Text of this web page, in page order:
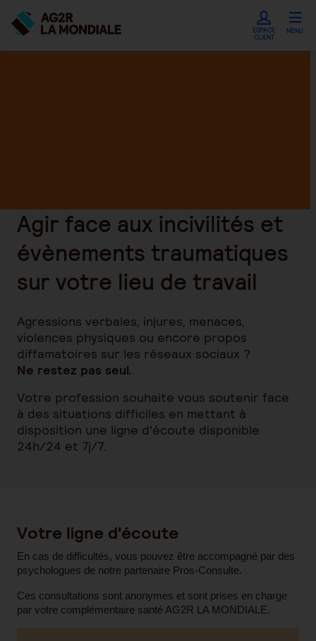
ESPACE
CLIENT
MENU
Agir face aux incivilités et
évènements traumatiques
sur votre lieu de travail
Agressions verbales, injures, menaces,
violences physiques ou encore propos
diffamatoires sur les réseaux sociaux ?
Ne restez pas seul.
Votre profession souhaite vous soutenir face
à des situations difficiles en mettant à
disposition une ligne d'écoute disponible
24h/24 et 7j/7.
Votre ligne d'écoute
En cas de difficultés, vous pouvez être accompagné par des
psychologues de notre partenaire Pros-Consulte.
Ces consultations sont anonymes et sont prises en charge
par votre complémentaire santé AG2R LA MONDIALE.